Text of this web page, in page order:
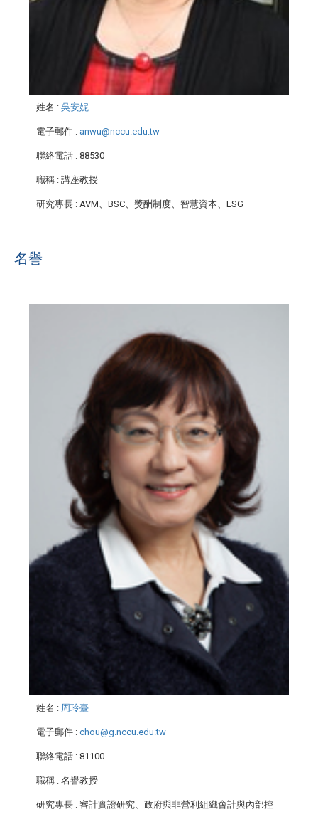
姓名 : 吳安妮
電子郵件 : anwu@nccu.edu.tw
聯絡電話 : 88530
職稱 : 講座教授
研究專長 : AVM、BSC、獎酬制度、智慧資本、ESG
名譽
姓名 : 周玲臺
電子郵件 : chou@g.nccu.edu.tw
聯絡電話 : 81100
職稱 : 名譽教授
研究專長 : 審計實證研究、政府與非營利組織會計與內部控